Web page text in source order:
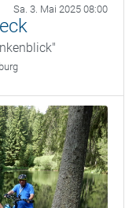
Sa. 3. Mai 2025 08:00